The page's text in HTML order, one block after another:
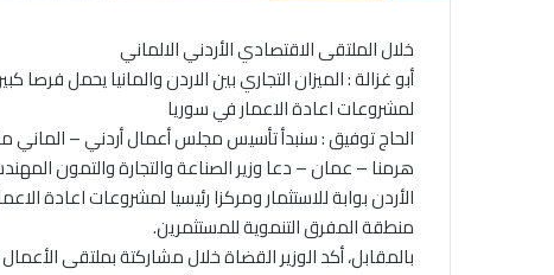
خلال الملتقى الاقتصادي الأردني الالماني
أبو غزالة : الميزان التجاري بين الاردن والمانيا يحمل فرصا
لمشروعات اعادة الاعمار في سوريا
الحاج توفيق : سنبدأ تأسيس مجلس أعمال أردني – الماني
هرمنا – عمان – دعا وزير الصناعة والتجارة والتمون
الأردن بوابة للاستثمار ومركزا رئيسيا لمشروعات اعادة
منطقة المفرق التنموية للمستثمرين.
بالمقابل، أكد الوزير القضاة خلال مشاركتة بملتقى